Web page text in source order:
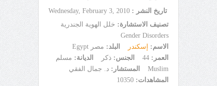
تاريخ النشر : Wednesday, February 3, 2010
تصنيف الاستشارة: خلل الهوية الجندرية
Gender Disorders
الاسم:
إسكندر البلد: مصر Egypt
العمر: 44 الجنس: ذكر الديانة: مسلم
Muslim
المستشار: د. جمال الفقي
المشاهدات: 10350